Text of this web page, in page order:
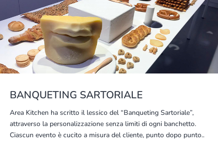
BANQUETING SARTORIALE
Area Kitchen ha scritto il lessico del “Banqueting Sartoriale”,
attraverso la personalizzazione senza limiti di ogni banchetto.
Ciascun evento è cucito a misura del cliente, punto dopo punto..